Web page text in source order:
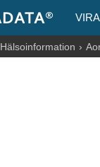
Hälsoinformation